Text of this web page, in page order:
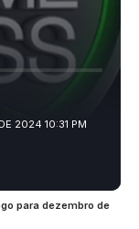
2024 10:31 PM
para dezembro de